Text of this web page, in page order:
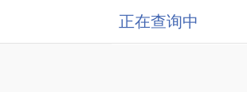
正在查询中